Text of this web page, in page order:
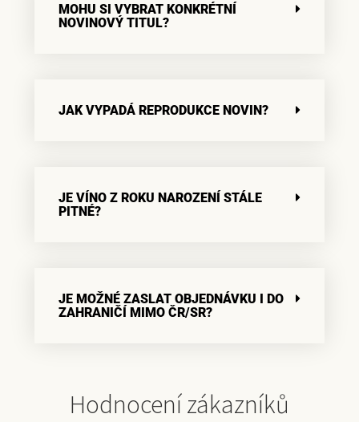
MOHU SI VYBRAT KONKRÉTNÍ
NOVINOVÝ TITUL?
JAK VYPADÁ REPRODUKCE NOVIN?
JE VÍNO Z ROKU NAROZENÍ STÁLE
PITNÉ?
JE MOŽNÉ ZASLAT OBJEDNÁVKU I DO
ZAHRANIČÍ MIMO ČR/SR?
Hodnocení zákazníků